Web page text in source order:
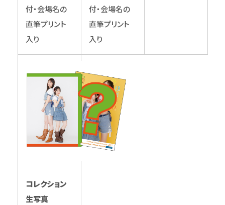
付・会場名の
直筆プリント
入り
付・会場名の
直筆プリント
入り
コレクション
生写真